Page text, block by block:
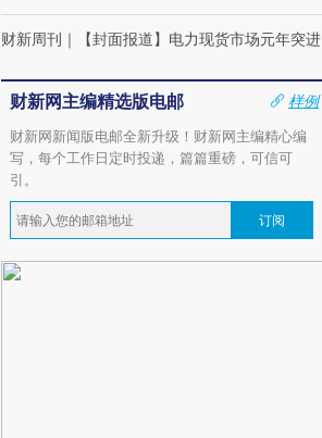
财新周刊 ｜ 【封面报道】电力现货市场元年突进
财新网主编精选版电邮
样例
财新网新闻版电邮全新升级！财新网主编精心编
写，每个工作日定时投递，篇篇重磅，可信可
引。
订阅